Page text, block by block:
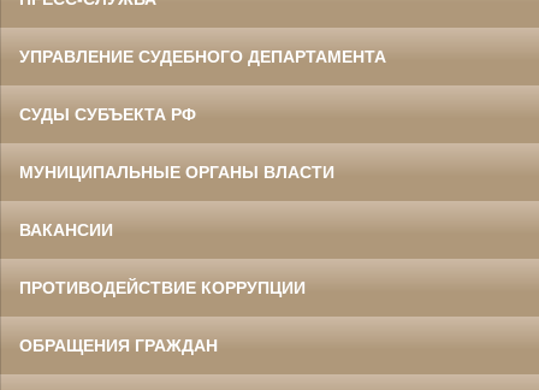
УПРАВЛЕНИЕ СУДЕБНОГО ДЕПАРТАМЕНТА
СУДЫ СУБЪЕКТА РФ
МУНИЦИПАЛЬНЫЕ ОРГАНЫ ВЛАСТИ
ВАКАНСИИ
ПРОТИВОДЕЙСТВИЕ КОРРУПЦИИ
ОБРАЩЕНИЯ ГРАЖДАН